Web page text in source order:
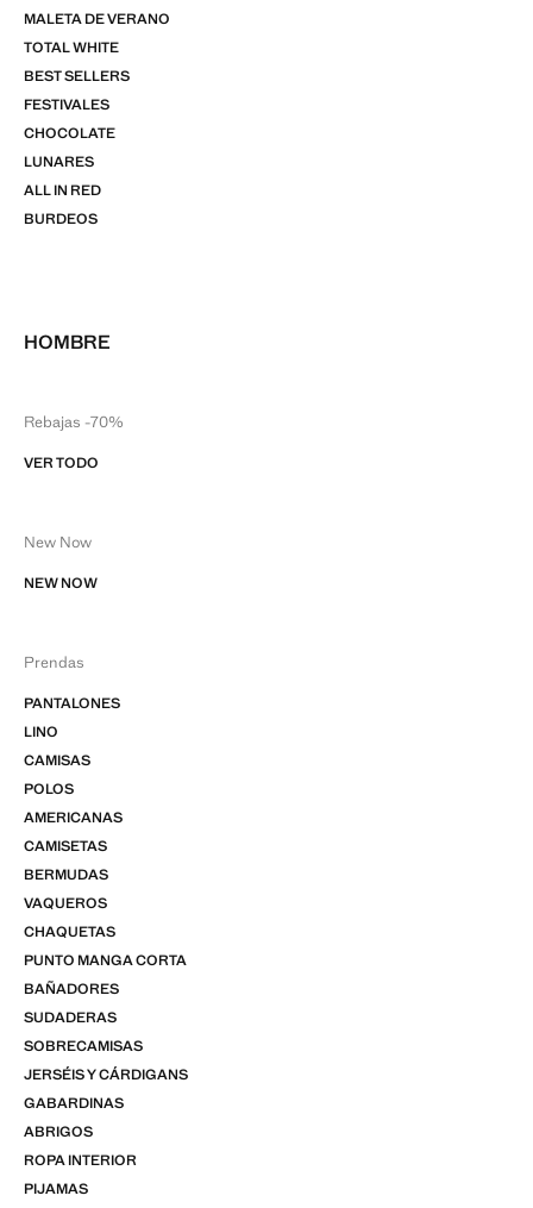
MALETA DE VERANO
TOTAL WHITE
BEST SELLERS
FESTIVALES
CHOCOLATE
LUNARES
ALL IN RED
BURDEOS
HOMBRE
Rebajas -70%
VER TODO
New Now
NEW NOW
Prendas
PANTALONES
LINO
CAMISAS
POLOS
AMERICANAS
CAMISETAS
BERMUDAS
VAQUEROS
CHAQUETAS
PUNTO MANGA CORTA
BAÑADORES
SUDADERAS
SOBRECAMISAS
JERSÉIS Y CÁRDIGANS
GABARDINAS
ABRIGOS
ROPA INTERIOR
PIJAMAS